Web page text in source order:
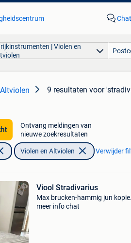
Chat
| Violen en
9 resultaten voor
Ontvang meldingen van
nieuwe zoekresultaten
Violen en Altviolen Verwijder
Viool Stradivarius
Max brucken-hammig jun
meer info chat